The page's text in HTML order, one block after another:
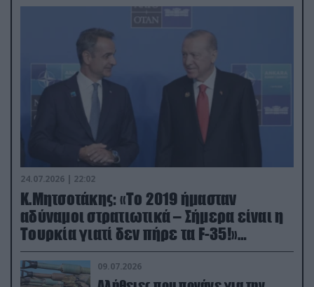
24.07.2026 | 22:02
Κ.Μητσοτάκης: «Το 2019 ήμασταν
αδύναμοι στρατιωτικά – Σήμερα είναι η
Τουρκία γιατί δεν πήρε τα F-35!»
(βίντεο)
09.07.2026